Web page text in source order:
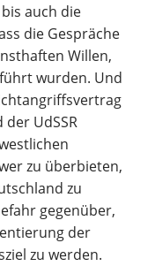
auch die
die Gespräche
Willen,
wurden. Und
UdSSR
zu überbieten,
zu
gegenüber,
der
zu werden.